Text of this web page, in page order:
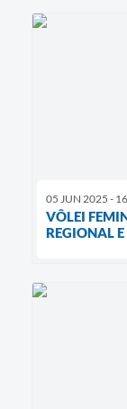
05 JUN 2025 -
VÔLEI
REGIONAL